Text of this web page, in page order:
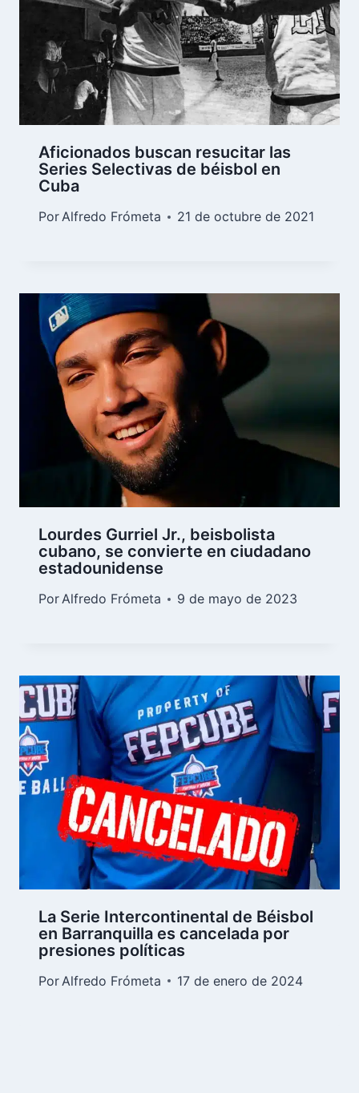
Aficionados buscan resucitar las
Series Selectivas de béisbol en
Cuba
PorAlfredo Frómeta 21 de octubre de 2021
Lourdes Gurriel Jr., beisbolista
cubano, se convierte en ciudadano
estadounidense
PorAlfredo Frómeta 9 de mayo de 2023
La Serie Intercontinental de Béisbol
en Barranquilla es cancelada por
presiones políticas
Por Alfredo Frómeta 17 de enero de 2024